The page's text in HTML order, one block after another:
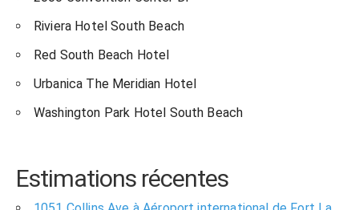
Riviera Hotel South Beach
Red South Beach Hotel
Urbanica The Meridian Hotel
Washington Park Hotel South Beach
Estimations récentes